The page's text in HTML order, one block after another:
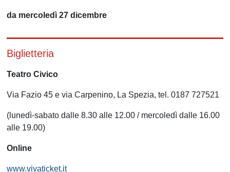
da mercoledì 27 dicembre
Biglietteria
Teatro Civico
Via Fazio 45 e via Carpenino, La Spezia, tel. 0187 727521
(lunedì-sabato dalle 8.30 alle 12.00 / mercoledì dalle 16.00
alle 19.00)
Online
www.vivaticket.it